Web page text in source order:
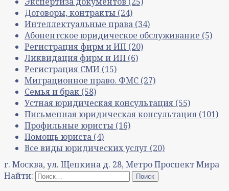
Договоры, контракты (24)
Интеллектуальные права (34)
Абонентское юридическое обслуживание (5)
Регистрация фирм и ИП (20)
Ликвидация фирм и ИП (6)
Регистрация СМИ (15)
Миграционное право. ФМС (27)
Семья и брак (58)
Устная юридическая консультация (55)
Письменная юридическая консультация (101)
Профильные юристы (16)
Помощь юриста (4)
Все виды юридических услуг (20)
г. Москва, ул. Щепкина д. 28, Метро Проспект Мира
Найти: